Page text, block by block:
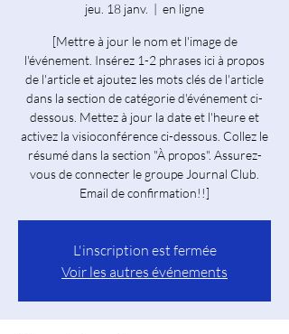
jeu. 18 janv.
  |
en ligne
[Mettre à jour le nom et l'image de
l'événement. Insérez 1-2 phrases ici à propos
de l'article et ajoutez les mots clés de l'article
dans la section de catégorie d'événement ci-
dessous. Mettez à jour la date et l'heure et
activez la visioconférence ci-dessous. Collez le
résumé dans la section "À propos". Assurez-
vous de connecter le groupe Journal Club.
Email de confirmation!!]
L'inscription est fermée
Voir les autres événements